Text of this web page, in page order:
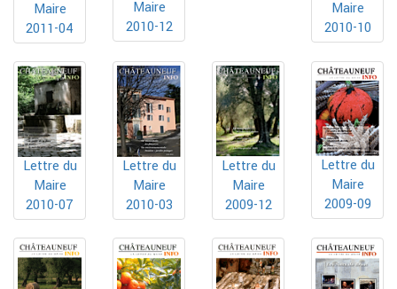
Maire
2011-04
Maire
2010-12
Maire
2010-10
Lettre du
Maire
2010-07
Lettre du
Maire
2010-03
Lettre du
Maire
2009-12
Lettre du
Maire
2009-09